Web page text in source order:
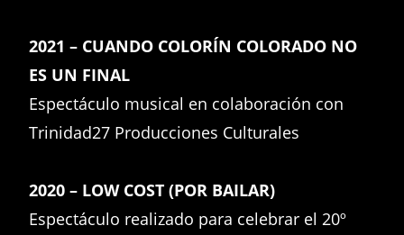
2021 – CUANDO COLORÍN COLORADO NO
ES UN FINAL
Espectáculo musical en colaboración con
Trinidad27 Producciones Culturales
2020 – LOWCOST (POR BAILAR)
Espectáculo realizado para celebrar el 20º